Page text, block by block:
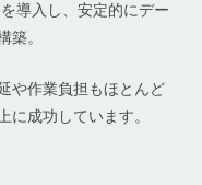
導入し、安定的にデー
築。
や作業負担もほとんど
に成功しています。